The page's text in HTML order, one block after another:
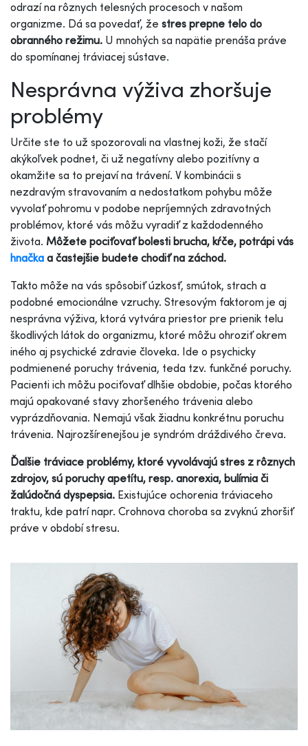
odrazí na rôznych telesných procesoch v našom
organizme. Dá sa povedať, že stres prepne telo do
obranného režimu. U mnohých sa napätie prenáša práve
do spomínanej tráviacej sústave.
Nesprávna výživa zhoršuje
problémy
Určite ste to už spozorovali na vlastnej koži, že stačí
akýkoľvek podnet, či už negatívny alebo pozitívny a
okamžite sa to prejaví na trávení. V kombinácii s
nezdravým stravovaním a nedostatkom pohybu môže
vyvolať pohromu v podobe nepríjemných zdravotných
problémov, ktoré vás môžu vyradiť z každodenného
života. Môžete pociťovať bolesti brucha, kŕče, potrápi vás
hnačka a častejšie budete chodiť na záchod.
Takto môže na vás spôsobiť úzkosť, smútok, strach a
podobné emocionálne vzruchy. Stresovým faktorom je aj
nesprávna výživa, ktorá vytvára priestor pre prienik telu
škodlivých látok do organizmu, ktoré môžu ohroziť okrem
iného aj psychické zdravie človeka. Ide o psychicky
podmienené poruchy trávenia, teda tzv. funkčné poruchy.
Pacienti ich môžu pociťovať dlhšie obdobie, počas ktorého
majú opakované stavy zhoršeného trávenia alebo
vyprázdňovania. Nemajú však žiadnu konkrétnu poruchu
trávenia. Najrozšírenejšou je syndróm dráždivého čreva.
Ďalšie tráviace problémy, ktoré vyvolávajú stres z rôznych
zdrojov, sú poruchy apetítu, resp. anorexia, bulímia či
žalúdočná dyspepsia. Existujúce ochorenia tráviaceho
traktu, kde patrí napr. Crohnova choroba sa zvyknú zhoršiť
práve v období stresu.